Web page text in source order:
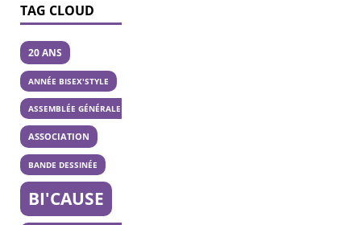
TAG CLOUD
20 ANS
ANNÉE BISEX'STYLE
ASSEMBLÉE GÉNÉRALE
ASSOCIATION
BANDE DESSINÉE
BI'CAUSE